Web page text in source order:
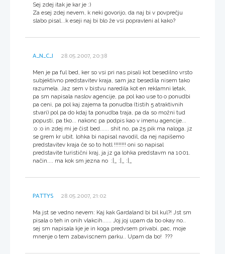
Sej zdej itak je kar je :)
Za esej zdej nevem, k neki govorijo, da naj bi v povprečju
slabo pisal...k eseji naj bi blo že vsi popravleni al kako?
A_N_C_I 28.05.2007, 20:38
Men je pa ful bed, ker so vsi pri nas pisali kot besedilno vrsto
subjektivno predstavitev kraja, sam jaz besedila nisem tako
razumela. Jaz sem v bistvu naredila kot en reklamni letak,
pa sm napisala naslov agencije, pa pol kao use to o ponudbi
pa ceni, pa pol kaj zajema ta ponudba (tistih 5 atraktivnih
stvari) pol pa do kdaj ta ponudba traja, pa da so možni tud
popusti, pa tko... nakonc pa podpis kao v imenu agencije...
:o :o in zdej mi je čist bed...... shit no, pa 25 pik ma naloga. jz
se grem kr ubit. lohka bi napisal navodil, da nej napišemo
predstavitev kraja če so to hotl !!!!!!!! oni so napisal
predstavite turistični kraj, ja jz ga lohka predstavm na 1001.
način.... ma kok sm jezna no :|_ :|_ :|_
PATTYS 28.05.2007, 21:02
Ma jst se vedno nevem: Kaj kak Gardaland bi bil kul?! Jst sm
pisala o teh in onih vlakcih...... Joj joj upam da bo okay no..
sej sm napisala kje je in koga predvsem privabi, pac, moje
mnenje o tem zabaviscnem parku.. Upam da bo! ???